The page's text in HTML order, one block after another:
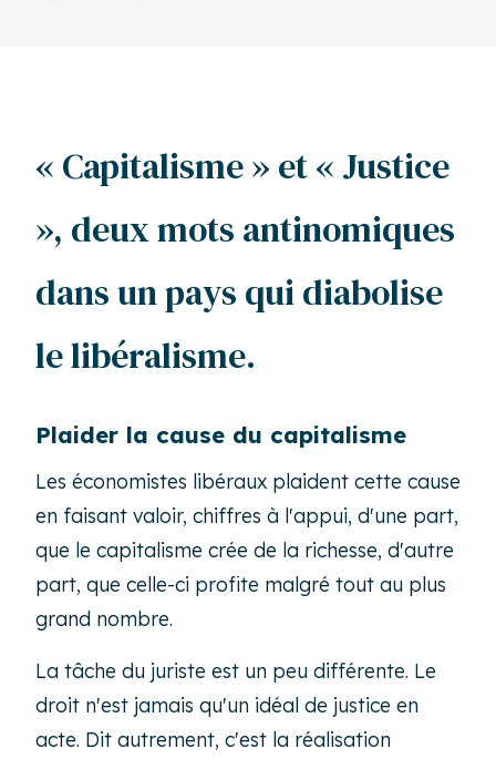
« Capitalisme » et « Justice
», deux mots antinomiques
dans un pays qui diabolise
le libéralisme.
Plaider la cause du capitalisme
Les économistes libéraux plaident cette cause
en faisant valoir, chiffres à l'appui, d'une part,
que le capitalisme crée de la richesse, d'autre
part, que celle-ci profite malgré tout au plus
grand nombre.
La tâche du juriste est un peu différente. Le
droit n'est jamais qu'un idéal de justice en
acte. Dit autrement, c'est la réalisation